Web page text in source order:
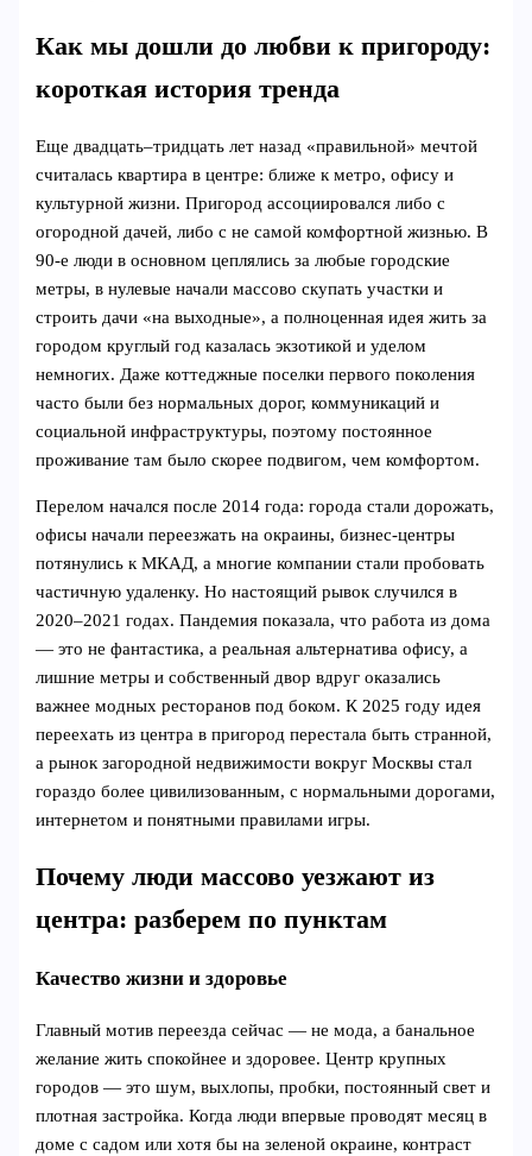
Как мы дошли до любви к пригороду:
короткая история тренда
Еще двадцать–тридцать лет назад «правильной» мечтой
считалась квартира в центре: ближе к метро, офису и
культурной жизни. Пригород ассоциировался либо с
огородной дачей, либо с не самой комфортной жизнью. В
90‑е люди в основном цеплялись за любые городские
метры, в нулевые начали массово скупать участки и
строить дачи «на выходные», а полноценная идея жить за
городом круглый год казалась экзотикой и уделом
немногих. Даже коттеджные поселки первого поколения
часто были без нормальных дорог, коммуникаций и
социальной инфраструктуры, поэтому постоянное
проживание там было скорее подвигом, чем комфортом.
Перелом начался после 2014 года: города стали дорожать,
офисы начали переезжать на окраины, бизнес-центры
потянулись к МКАД, а многие компании стали пробовать
частичную удаленку. Но настоящий рывок случился в
2020–2021 годах. Пандемия показала, что работа из дома
— это не фантастика, а реальная альтернатива офису, а
лишние метры и собственный двор вдруг оказались
важнее модных ресторанов под боком. К 2025 году идея
переехать из центра в пригород перестала быть странной,
а рынок загородной недвижимости вокруг Москвы стал
гораздо более цивилизованным, с нормальными дорогами,
интернетом и понятными правилами игры.
Почему люди массово уезжают из
центра: разберем по пунктам
Качество жизни и здоровье
Главный мотив переезда сейчас — не мода, а банальное
желание жить спокойнее и здоровее. Центр крупных
городов — это шум, выхлопы, пробки, постоянный свет и
плотная застройка. Когда люди впервые проводят месяц в
доме с садом или хотя бы на зеленой окраине, контраст